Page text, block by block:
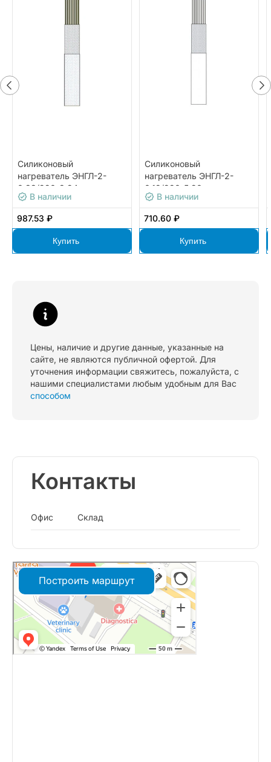
Силиконовый
нагреватель ЭНГЛ-2-
0,33/220-8,24
В наличии
987.53 ₽
Купить
Силиконовый
нагреватель ЭНГЛ-2-
0,12/220-5,90
В наличии
710.60 ₽
Купить
Цены, наличие и другие данные, указанные на
сайте, не являются публичной офертой. Для
уточнения информации свяжитесь, пожалуйста, с
нашими специалистами любым удобным для Вас
способом
Контакты
Офис Склад
Построить маршрут